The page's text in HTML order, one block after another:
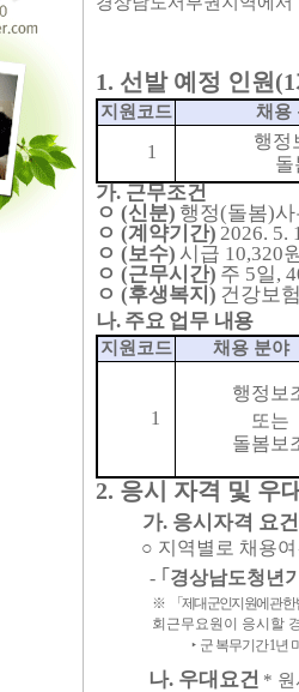
1. 선발 예정 인원 (1
지원코드 채용
1
행정
돌
가. 근무조건
ㅇ (신분) 행정(돌봄)
ㅇ (계약기간) 2026. 5.
ㅇ (보수) 시급 10,320
ㅇ (근무시간) 주 5일 ,
ㅇ (후생복지 ) 건강보
나. 주요 업무 내용
지원코드 채용 분야
1
행정보
또는
돌봄보
2. 응시 자격 및 우
가. 응시자격 요건
○ 지역별로 채용
- ｢ 경상남도청년
※ 「제대군인지원에 관한
회근무요원이 응시할
‣ 군 복무기간1년
나. 우대요건 *